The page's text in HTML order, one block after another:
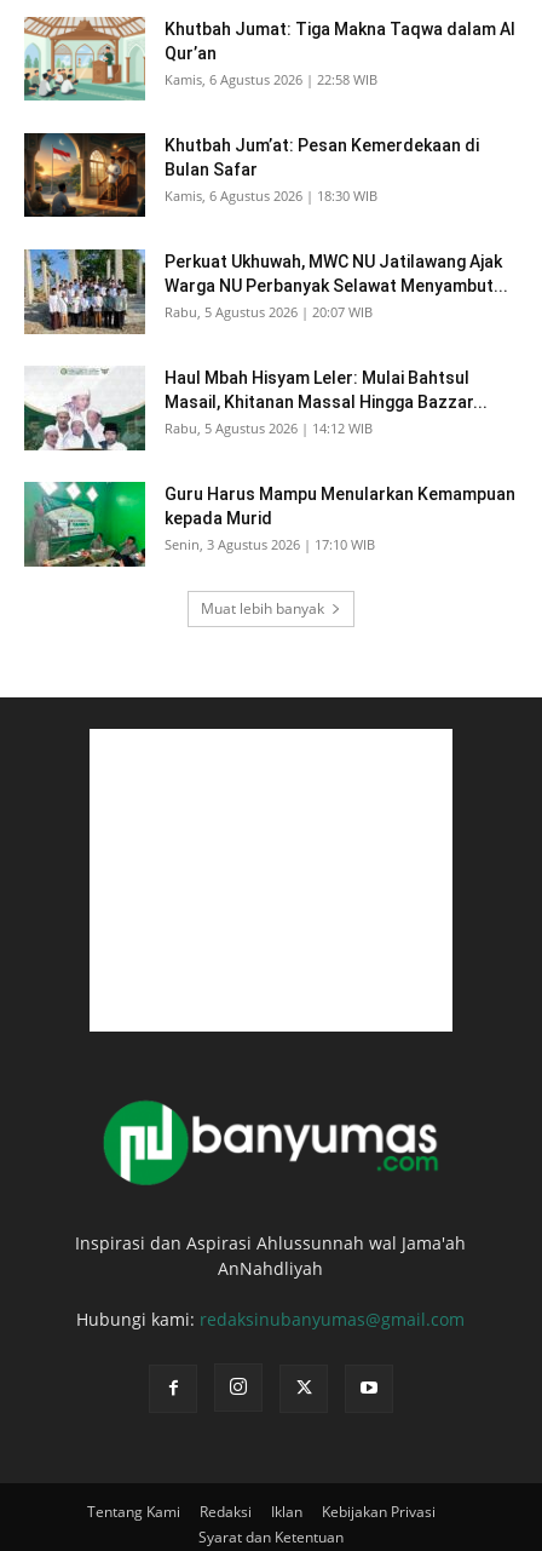
Khutbah Jumat: Tiga Makna Taqwa dalam Al
Qur’an
Kamis, 6 Agustus 2026 | 22:58 WIB
Khutbah Jum’at: Pesan Kemerdekaan di
Bulan Safar
Kamis, 6 Agustus 2026 | 18:30 WIB
Perkuat Ukhuwah, MWC NU Jatilawang Ajak
Warga NU Perbanyak Selawat Menyambut...
Rabu, 5 Agustus 2026 | 20:07 WIB
Haul Mbah Hisyam Leler: Mulai Bahtsul
Masail, Khitanan Massal Hingga Bazzar...
Rabu, 5 Agustus 2026 | 14:12 WIB
Guru Harus Mampu Menularkan Kemampuan
kepada Murid
Senin, 3 Agustus 2026 | 17:10 WIB
Muat lebih banyak
Inspirasi dan Aspirasi Ahlussunnah wal Jama'ah
AnNahdliyah
Hubungi kami: redaksinubanyumas@gmail.com
Tentang Kami Redaksi Iklan
Kebijakan Privasi
Syarat dan Ketentuan